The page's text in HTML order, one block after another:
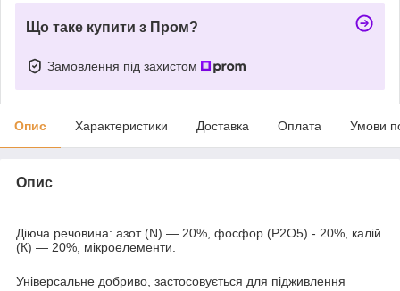
Що таке купити з Пром?
Замовлення під захистом
Опис Характеристики Доставка Оплата Умови
Опис
Діюча речовина: азот (N) — 20%, фосфор (P2O5) - 20%, калій
(К) — 20%, мікроелементи.
Універсальне добриво, застосовується для підживлення